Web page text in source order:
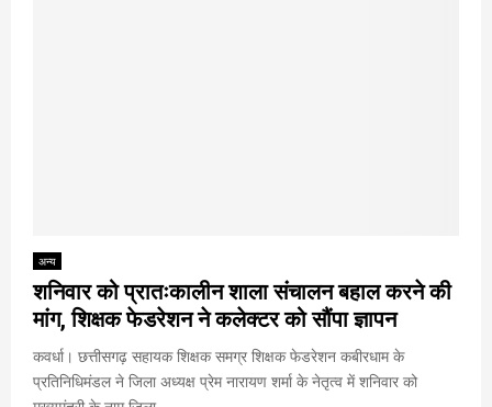
अन्य
शनिवार को प्रातःकालीन शाला संचालन बहाल करने की
मांग, शिक्षक फेडरेशन ने कलेक्टर को सौंपा ज्ञापन
कवर्धा। छत्तीसगढ़ सहायक शिक्षक समग्र शिक्षक फेडरेशन कबीरधाम के
प्रतिनिधिमंडल ने जिला अध्यक्ष प्रेम नारायण शर्मा के नेतृत्व में शनिवार को